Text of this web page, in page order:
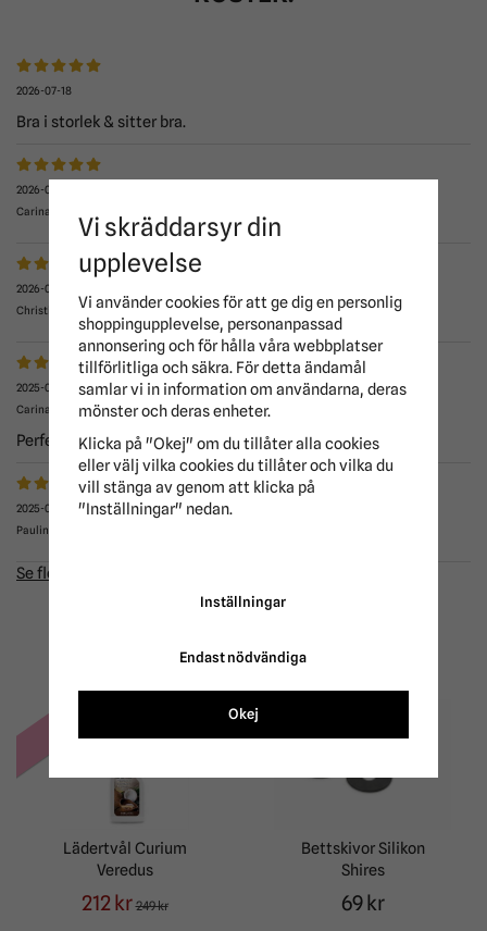
2026-07-18
Bra i storlek & sitter bra.
2026-04-08
Carina
2026-01-18
Christina
2025-08-18
Carina
Perfekt passform
2025-03-09
Pauline
Se fler recensioner...
-15%
Lädertvål Curium
Veredus
212 kr 249 kr
Bettskivor Silikon
Shires
69 kr
Vi skräddarsyr din
upplevelse
Vi använder cookies för att ge dig en personlig
shoppingupplevelse, personanpassad
annonsering och för hålla våra webbplatser
tillförlitliga och säkra. För detta ändamål
samlar vi in information om användarna, deras
mönster och deras enheter.
Klicka på "Okej" om du tillåter alla cookies
eller välj vilka cookies du tillåter och vilka du
vill stänga av genom att klicka på
"Inställningar" nedan.
Inställningar
Endast nödvändiga
Okej